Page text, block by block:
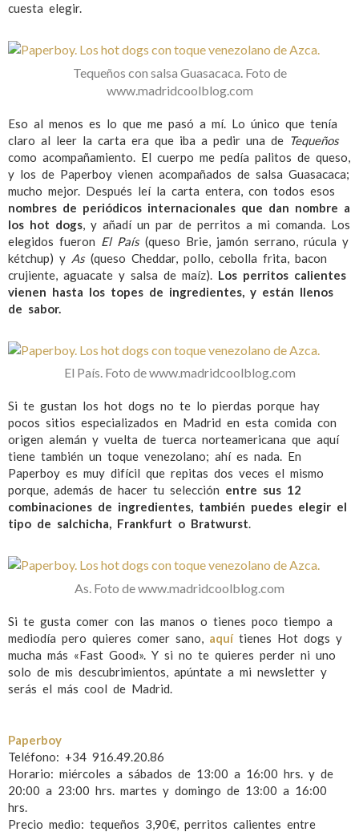
cuesta elegir.
Tequeños con salsa Guasacaca. Foto de
www.madridcoolblog.com
Eso al menos es lo que me pasó a mí. Lo único que tenía
claro al leer la carta era que iba a pedir una de Tequeños
como acompañamiento. El cuerpo me pedía palitos de queso,
y los de Paperboy vienen acompañados de salsa Guasacaca;
mucho mejor. Después leí la carta entera, con todos esos
nombres de periódicos internacionales que dan nombre a
los hot dogs, y añadí un par de perritos a mi comanda. Los
elegidos fueron El País(queso Brie, jamón serrano, rúcula y
kétchup) y As(queso Cheddar, pollo, cebolla frita, bacon
crujiente, aguacate y salsa de maíz). Los perritos calientes
vienen hasta los topes de ingredientes, y están llenos
de sabor.
El País. Foto de www.madridcoolblog.com
Si te gustan los hot dogs no te lo pierdas porque hay
pocos sitios especializados en Madrid en esta comida con
origen alemán y vuelta de tuerca norteamericana que aquí
tiene también un toque venezolano; ahí es nada. En
Paperboy es muy difícil que repitas dos veces el mismo
porque, además de hacer tu selección entre sus 12
combinaciones de ingredientes, también puedes elegir el
tipo de salchicha, Frankfurt o Bratwurst.
As. Foto de www.madridcoolblog.com
Si te gusta comer con las manos o tienes poco tiempo a
mediodía pero quieres comer sano, aquítienes Hot dogs y
mucha más «Fast Good». Y si no te quieres perder ni uno
solo de mis descubrimientos, apúntate a mi newsletter y
serás el más cool de Madrid.
Paperboy
Teléfono: +34 916.49.20.86
Horario: miércoles a sábados de 13:00 a 16:00 hrs. y de
20:00 a 23:00 hrs. martes y domingo de 13:00 a 16:00
hrs.
Precio medio: tequeños 3,90€, perritos calientes entre